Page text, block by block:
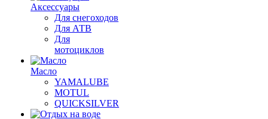
Аксессуары
Для снегоходов
Для АТВ
Для
мотоциклов
Масло
YAMALUBE
MOTUL
QUICKSILVER